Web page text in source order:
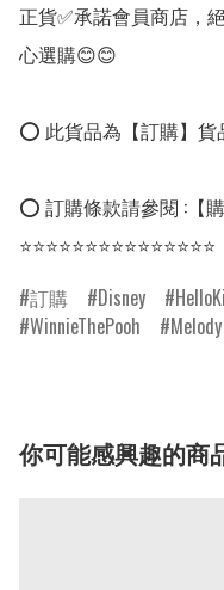
正貨✅承諾會員商店，
心選購😊😊
⭕ 此貨品為【訂購】貨
⭕ 訂購條款請參閱 :【
⭐⭐⭐⭐⭐⭐⭐⭐⭐⭐⭐⭐⭐⭐⭐
訂購
Disney
WinnieThePooh
Melody
你可能感興趣的商